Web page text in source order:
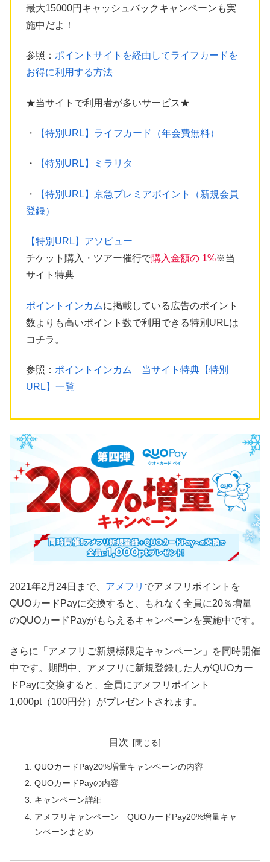
最大15000円キャッシュバックキャンペーンも実
施中だよ！
参照： ポイントサイトを経由してライフカードを
お得に利用する方法
★当サイトで利用者が多いサービス★
・ 【特別URL】ライフカード（年会費無料）
・ 【特別URL】ミラリタ
・
【特別URL】京急プレミアポイント（新規会員
登録）
【特別URL】アソビュー
チケット購入・ツアー催行で購入金額の 1%※当
サイト特典
ポイントインカムに掲載している広告のポイント
数よりも高いポイント数で利用できる特別URLは
コチラ。
参照： ポイントインカム 当サイト特典【特別
URL】一覧
2021年2月24日まで、 アメフリ でアメフリポイントを
QUOカードPayに交換すると、もれなく全員に20％増量
のQUOカードPayがもらえるキャンペーンを実施中です。
さらに「アメフリご新規様限定キャンペーン」を同時開催
中です。期間中、アメフリに新規登録した人がQUOカー
ドPayに交換すると、全員にアメフリポイント
1,000pt（100円分）がプレゼントされます。
目次
QUOカードPay20%増量キャンペーンの内容
QUOカードPayの内容
キャンペーン詳細
アメフリキャンペーン QUOカードPay20%増量キャ
ンペーンまとめ